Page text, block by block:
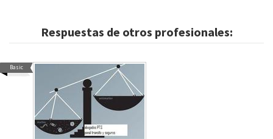
Respuestas de otros profesionales:
Basic